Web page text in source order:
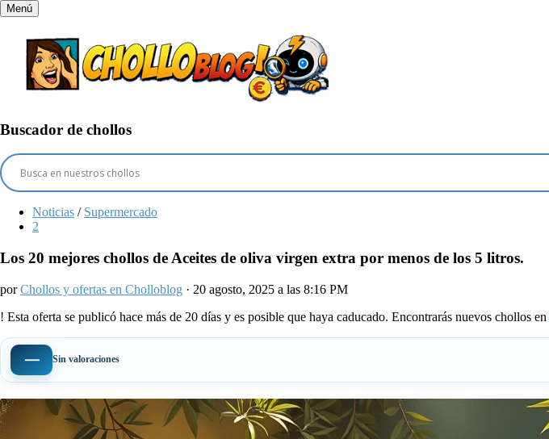
Menú
Buscador de chollos
Noticias / Supermercado
2
Los 20 mejores chollos de Aceites de oliva virgen extra por menos de los 5 litros.
porChollos y ofertas en Cholloblog · 20 agosto, 2025 a las 8:16 PM
! Esta oferta se publicó hace más de 20 días y es posible que haya caducado. Encontrarás nuevos chollos en
— Sin valoraciones